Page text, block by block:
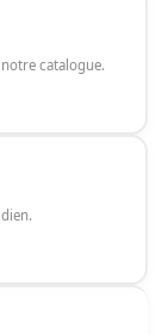
catalogue.